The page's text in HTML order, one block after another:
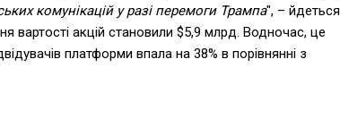
комунікацій у разі перемоги Трампа", – йдеться
вартості акцій становили $5,9 млрд. Водночас, це
платформи впала на 38% в порівнянні з